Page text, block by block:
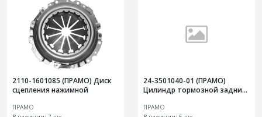
2110-1601085 (ПРАМО) Диск
сцепления нажимной
ПРАМО
24-3501040-01 (ПРАМО)
Цилиндр тормозной задний
н/о d=32
ПРАМО